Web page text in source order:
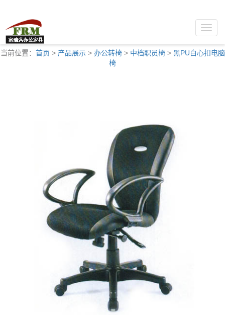
Toggle
当前位置： 首页 > 产品展示> 办公转椅> 中档职员椅> 黑PU白心扣电脑
椅